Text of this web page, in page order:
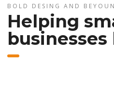
BOLD DESING AND
Helping